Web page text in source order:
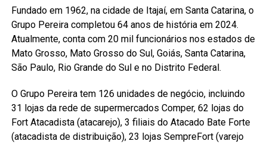
Fundado em 1962, na cidade de Itajaí, em Santa Catarina, o
Grupo Pereira completou 64 anos de história em 2024.
Atualmente, conta com 20 mil funcionários nos estados de
Mato Grosso, Mato Grosso do Sul, Goiás, Santa Catarina,
São Paulo, Rio Grande do Sul e no Distrito Federal.
O Grupo Pereira tem 126 unidades de negócio, incluindo
31 lojas da rede de supermercados Comper, 62 lojas do
Fort Atacadista (atacarejo), 3 filiais do Atacado Bate Forte
(atacadista de distribuição), 23 lojas SempreFort (varejo